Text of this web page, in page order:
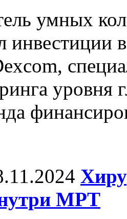
умных
инвестиции
уровня
МРТ